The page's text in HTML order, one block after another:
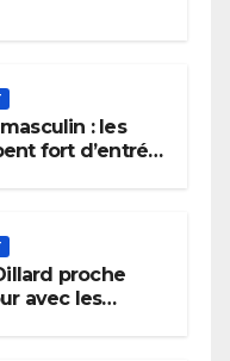
: les
fort d’entrée
proche
avec les